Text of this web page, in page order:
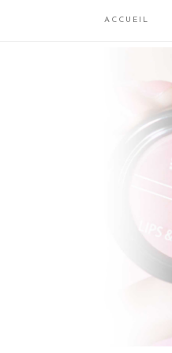
ACCUEIL